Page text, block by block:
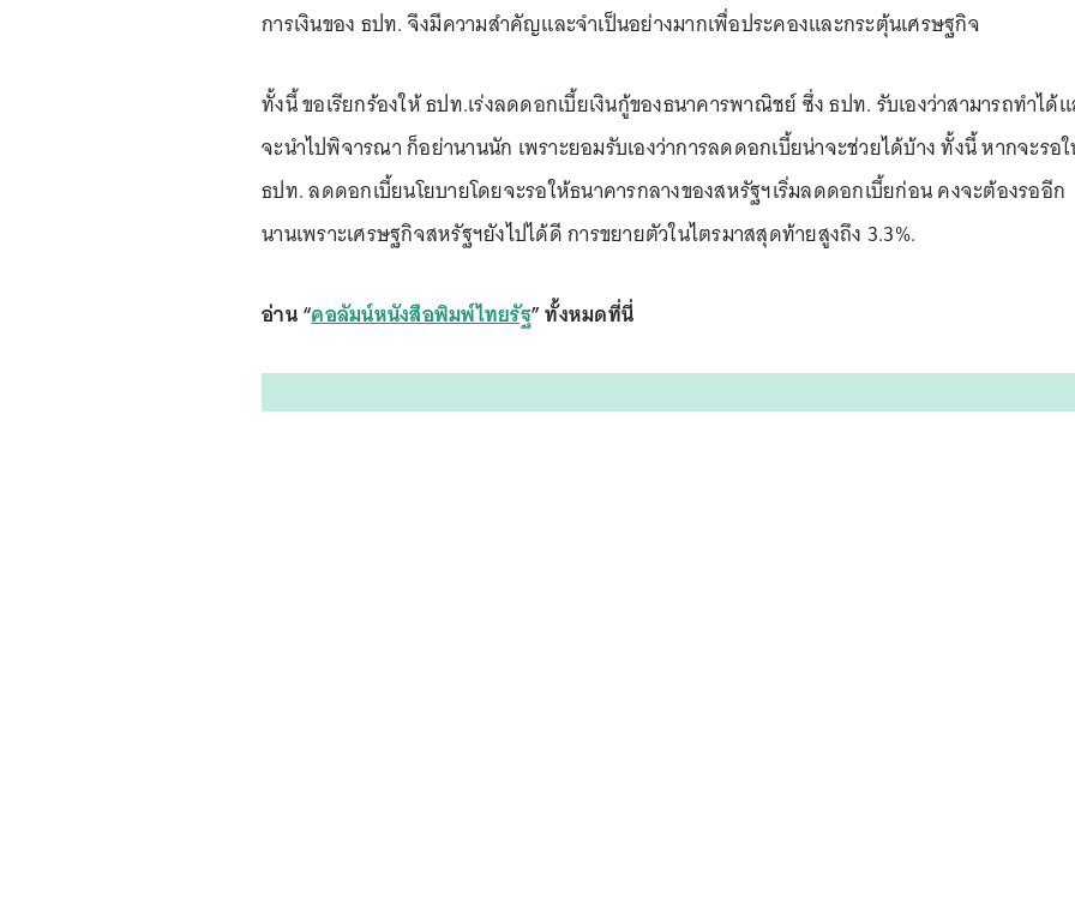
การเงินของ ธปท. จึงมีความสำคัญและจำเป็นอย่างมากเพื่อประคองและกระตุ้นเศรษฐกิจ
ทั้งนี้ ขอเรียกร้องให้ ธปท.เร่งลดดอกเบี้ยเงินกู้ของธนาคารพาณิชย์ ซึ่ง ธปท. รับเองว่าสามารถทำได้
จะนำไปพิจารณา ก็อย่านานนัก เพราะยอมรับเองว่าการลดดอกเบี้ยน่าจะช่วยได้บ้าง ทั้งนี้ หากจะรอ
ธปท. ลดดอกเบี้ยนโยบายโดยจะรอให้ธนาคารกลางของสหรัฐฯเริ่มลดดอกเบี้ยก่อน คงจะต้องรออีก
นานเพราะเศรษฐกิจสหรัฐฯยังไปได้ดี การขยายตัวในไตรมาสสุดท้ายสูงถึง 3.3%.
อ่าน “คอลัมน์หนังสือพิมพ์ไทยรัฐ” ทั้งหมดที่นี่